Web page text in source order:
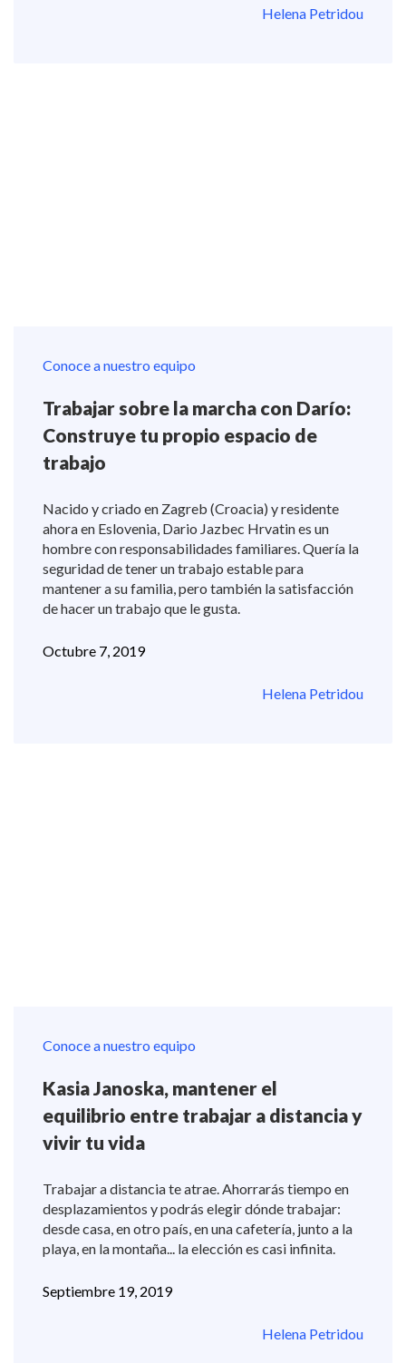
Helena Petridou
Conoce a nuestro equipo
Trabajar sobre la marcha con Darío:
Construye tu propio espacio de
trabajo
Nacido y criado en Zagreb (Croacia) y residente
ahora en Eslovenia, Dario Jazbec Hrvatin es un
hombre con responsabilidades familiares. Quería la
seguridad de tener un trabajo estable para
mantener a su familia, pero también la satisfacción
de hacer un trabajo que le gusta.
Octubre 7, 2019
Helena Petridou
Conoce a nuestro equipo
Kasia Janoska, mantener el
equilibrio entre trabajar a distancia y
vivir tu vida
Trabajar a distancia te atrae. Ahorrarás tiempo en
desplazamientos y podrás elegir dónde trabajar:
desde casa, en otro país, en una cafetería, junto a la
playa, en la montaña... la elección es casi infinita.
Septiembre 19, 2019
Helena Petridou